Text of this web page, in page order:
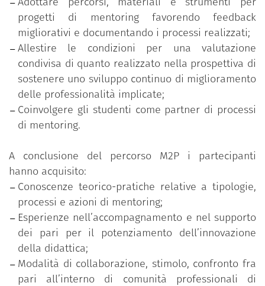
e mentee per una corretta interpretazione
delle dinamiche relazionali e dei processi di
accompagnamento e supporto, dall’altro lato si
valida l’impiego degli strumenti del mentoring
(accordo etico, peer-observation, relazione fra
pari, coinvolgimento degli studenti, utilizzo di
procedure e dispositivi di analisi, …);
una fase di supervisione come spazio di
rielaborazione personale e di gruppo utile per
rafforzare i livelli di consapevolezza in merito
agli approcci relazionali, ai valori e alle
pratiche adottate;
una fase di valutazione del progetto diretta a
individuare aspetti positivi e critici
dell’esperienza, in vista di possibili
miglioramenti e per azioni di sviluppo
implementale del mentoring nel contesto
dell’ateneo.
progetti di mentoring favorendo feedback
migliorativi e documentando i processi realizzati;
Allestire le condizioni per una valutazione
condivisa di quanto realizzato nella prospettiva di
sostenere uno sviluppo continuo di miglioramento
delle professionalità implicate;
Coinvolgere gli studenti come partner di processi
di mentoring.
A conclusione del percorso M2P i partecipanti
hanno acquisito:
Conoscenze teorico-pratiche relative a tipologie,
processi e azioni di mentoring;
Esperienze nell’accompagnamento e nel supporto
dei pari per il potenziamento dell’innovazione
della didattica;
Modalità di collaborazione, stimolo, confronto fra
pari all’interno di comunità professionali di